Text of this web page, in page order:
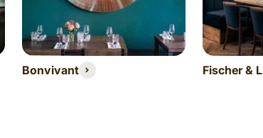
Bonvivant Fischer &